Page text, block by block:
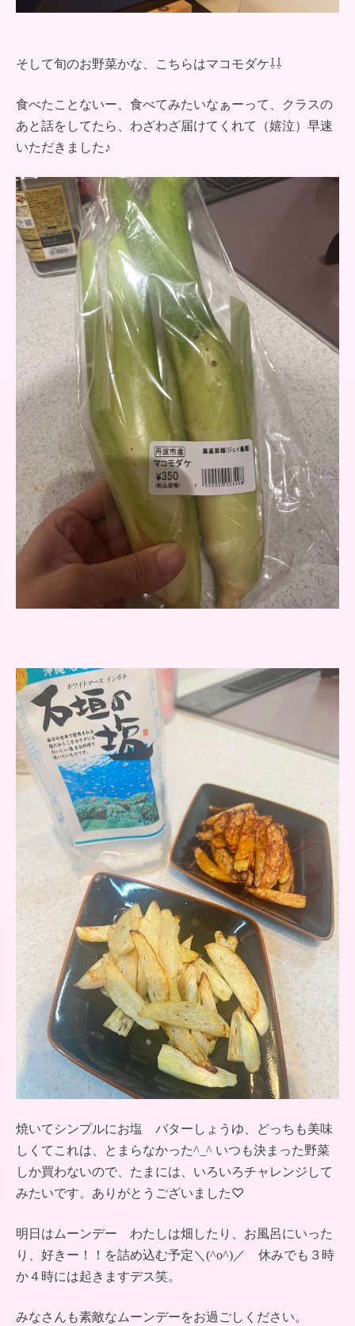
そして旬のお野菜かな、こちらはマコモダケ⇩⇩
食べたことないー、食べてみたいなぁーって、クラスの
あと話をしてたら、わざわざ届けてくれて（嬉泣）早速
いただきました♪
焼いてシンプルにお塩 バターしょうゆ、どっちも美味
しくてこれは、とまらなかった^_^ いつも決まった野菜
しか買わないので、たまには、いろいろチャレンジして
みたいです。ありがとうございました♡
明日はムーンデー わたしは畑したり、お風呂にいった
り、好きー！！を詰め込む予定＼(^o^)／ 休みでも３時
か４時には起きますデス笑。
みなさんも素敵なムーンデーをお過ごしください。